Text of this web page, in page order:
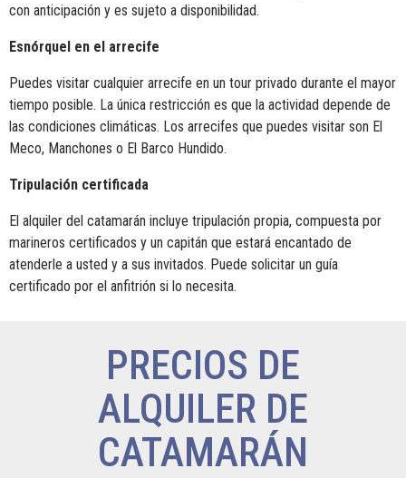
con anticipación y es sujeto a disponibilidad.
Esnórquel en el arrecife
Puedes visitar cualquier arrecife en un tour privado durante el mayor
tiempo posible. La única restricción es que la actividad depende de
las condiciones climáticas. Los arrecifes que puedes visitar son El
Meco, Manchones o El Barco Hundido.
Tripulación certificada
El alquiler del catamarán incluye tripulación propia, compuesta por
marineros certificados y un capitán que estará encantado de
atenderle a usted y a sus invitados. Puede solicitar un guía
certificado por el anfitrión si lo necesita.
PRECIOS DE
ALQUILER DE
CATAMARÁN